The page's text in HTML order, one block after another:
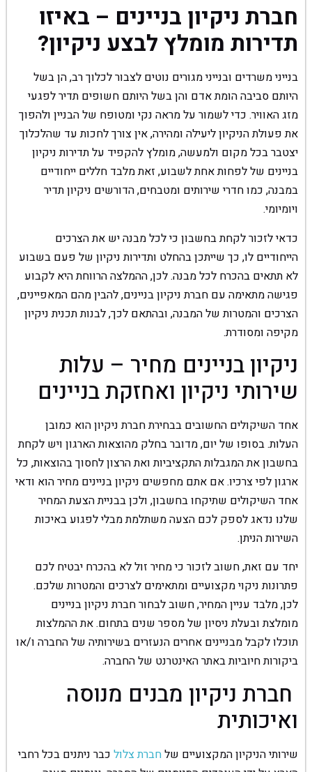
חברת ניקיון בניינים – באיזו
תדירות מומלץ לבצע ניקיון?
בנייני משרדים ובנייני מגורים נוטים לצבור לכלוך רב, הן בשל
היותם סביבה הומת אדם והן בשל היותם חשופים תדיר לפגעי
מזג האוויר. כדי לשמור על מראה נקי ומטופח של הבניין ולהפוך
את פעולת הניקיון ליעילה ומהירה, אין צורך לחכות עד שהלכלוך
יצטבר בכל מקום ולמעשה, מומלץ להקפיד על תדירות ניקיון
בניינים של לפחות אחת לשבוע, זאת מלבד חללים ייחודיים
במבנה, כמו חדרי שירותים ומטבחים, הדורשים ניקיון תדיר
ויומיומי.
כדאי לזכור לקחת בחשבון כי לכל מבנה יש את הצרכים
הייחודיים לו, כך שייתכן בהחלט ותדירות ניקיון של פעם בשבוע
לא תתאים בהכרח לכל מבנה. לכן, ההמלצה הרווחת היא לקבוע
פגישה מתאימה עם חברת ניקיון בניינים, להבין מהם המאפיינים,
הצרכים והמטרות של המבנה, ובהתאם לכך, לבנות תכנית ניקיון
מקיפה ומסודרת.
ניקיון בניינים מחיר – עלות
שירותי ניקיון ואחזקת בניינים
אחד השיקולים החשובים בבחירת חברת ניקיון הוא כמובן
העלות. בסופו של יום, מדובר בחלק מהוצאות הארגון ויש לקחת
בחשבון את המגבלות התקציביות ואת הרצון לחסוך בהוצאות, כל
ארגון לפי צרכיו. אם אתם מחפשים ניקיון בניינים מחיר הוא ודאי
אחד השיקולים שתיקחו בחשבון, ולכן בבניית הצעת המחיר
שלנו נדאג לספק לכם הצעה משתלמת מבלי לפגוע באיכות
השירות הניתן.
יחד עם זאת, חשוב לזכור כי מחיר זול לא בהכרח יבטיח לכם
פתרונות ניקוי מקצועיים ומתאימים לצרכים והמטרות שלכם.
לכן, מלבד עניין המחיר, חשוב לבחור חברת ניקיון בניינים
מומלצת ובעלת ניסיון של מספר שנים בתחום. את ההמלצות
תוכלו לקבל מבניינים אחרים הנעזרים בשירותיה של החברה ו/או
ביקורות חיוביות באתר האינטרנט של החברה.
חברת ניקיון מבנים מנוסה
ואיכותית
שירותי הניקיון המקצועיים שלחברת צלול כבר ניתנים בכל רחבי